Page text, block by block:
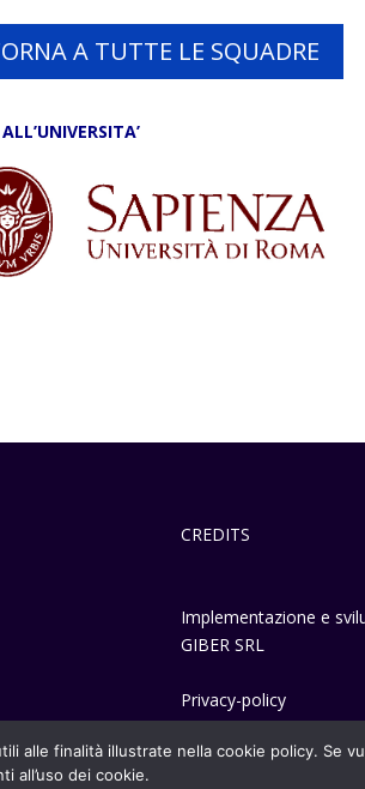
A TUTTE LE SQUADRE
CREDITS
Implementazione e
GIBER SRL
Privacy-policy
finalità illustrate nella cookie policy. Se
all’uso dei cookie.